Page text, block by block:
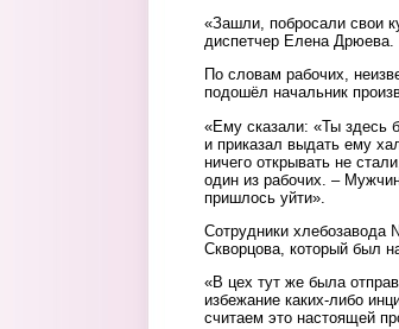
«Зашли, побросали свои
диспетчер Елена Дрюева.
По словам рабочих,
подошёл начальник
«Ему сказали: «Ты здесь
и приказал выдать ему
ничего открывать не
один из рабочих. –
пришлось уйти».
Сотрудники хлебозавода
Скворцова, который был
«В цех тут же была
избежание каких-либо
считаем это настоящей